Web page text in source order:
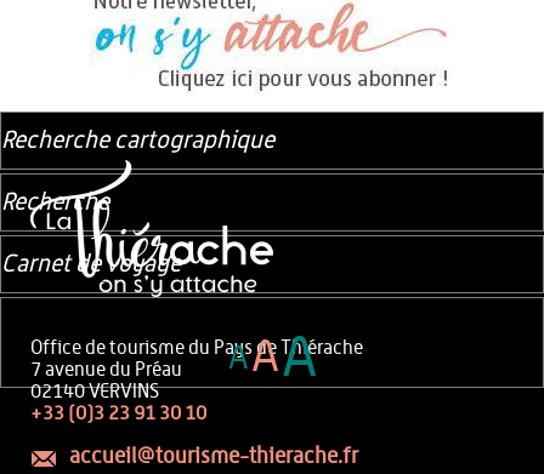
Office de tourisme du Pays de Thiérache
7 avenue du Préau
02140 VERVINS
+33 (0)3 23 91 30 10
accueil@tourisme-thierache.fr
Recherche cartographique
Recherche
Carnet de voyage
AAA